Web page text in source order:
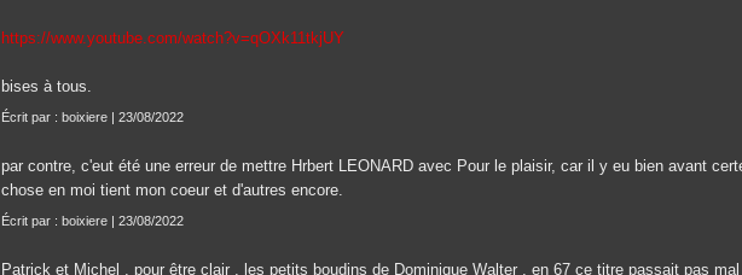
https://www.youtube.com/watch?v=qOXk11tkjUY
bises à tous.
Écrit par : boixiere | 23/08/2022
par contre, c'eut été une erreur de mettre Hrbert LEONARD avec Pour le plaisir, car il y eu bien avant
chose en moi tient mon coeur et d'autres encore.
Écrit par : boixiere | 23/08/2022
Patrick et Michel , pour être clair , les petits boudins de Dominique Walter , en 67 ce titre passait pas